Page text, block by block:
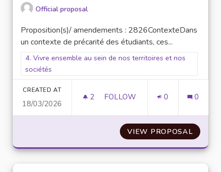
Official proposal
Proposition(s)/ amendements : 2826ContexteDans
un contexte de précarité des étudiants, ces...
Filter results for scope: 4. Vivre ensemble au sein de nos
4. Vivre ensemble au sein de nos territoires et nos
sociétés
CREATED AT
18/03/2026
2 2 FOLLOWERS
FOLLOW 0 0
VIEW PROPOSALN°42 :